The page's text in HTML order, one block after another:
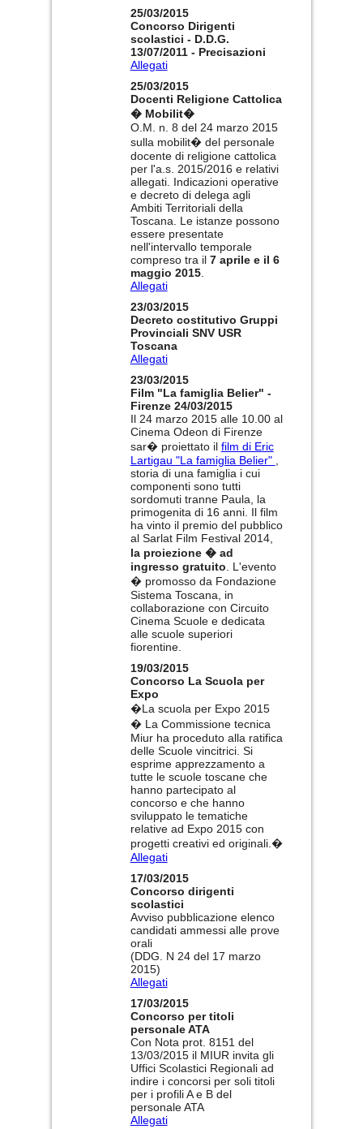
25/03/2015
Concorso Dirigenti
scolastici - D.D.G.
13/07/2011 - Precisazioni
Allegati
25/03/2015
Docenti Religione Cattolica
� Mobilit�
O.M. n. 8 del 24 marzo 2015
sulla mobilit� del personale
docente di religione cattolica
per l'a.s. 2015/2016 e relativi
allegati. Indicazioni operative
e decreto di delega agli
Ambiti Territoriali della
Toscana. Le istanze possono
essere presentate
nell'intervallo temporale
compreso tra il 7 aprile e il 6
maggio 2015.
Allegati
23/03/2015
Decreto costitutivo Gruppi
Provinciali SNV USR
Toscana
Allegati
23/03/2015
Film "La famiglia Belier" -
Firenze 24/03/2015
Il 24 marzo 2015 alle 10.00 al
Cinema Odeon di Firenze
sar� proiettato il film di Eric
Lartigau "La famiglia Belier" ,
storia di una famiglia i cui
componenti sono tutti
sordomuti tranne Paula, la
primogenita di 16 anni. Il film
ha vinto il premio del pubblico
al Sarlat Film Festival 2014,
la proiezione � ad
ingresso gratuito. L'evento
� promosso da Fondazione
Sistema Toscana, in
collaborazione con Circuito
Cinema Scuole e dedicata
alle scuole superiori
fiorentine.
19/03/2015
Concorso La Scuola per
Expo
�La scuola per Expo 2015
� La Commissione tecnica
Miur ha proceduto alla ratifica
delle Scuole vincitrici. Si
esprime apprezzamento a
tutte le scuole toscane che
hanno partecipato al
concorso e che hanno
sviluppato le tematiche
relative ad Expo 2015 con
progetti creativi ed originali.�
Allegati
17/03/2015
Concorso dirigenti
scolastici
Avviso pubblicazione elenco
candidati ammessi alle prove
orali
(DDG. N 24 del 17 marzo
2015)
Allegati
17/03/2015
Concorso per titoli
personale ATA
Con Nota prot. 8151 del
13/03/2015 il MIUR invita gli
Uffici Scolastici Regionali ad
indire i concorsi per soli titoli
per i profili A e B del
personale ATA
Allegati